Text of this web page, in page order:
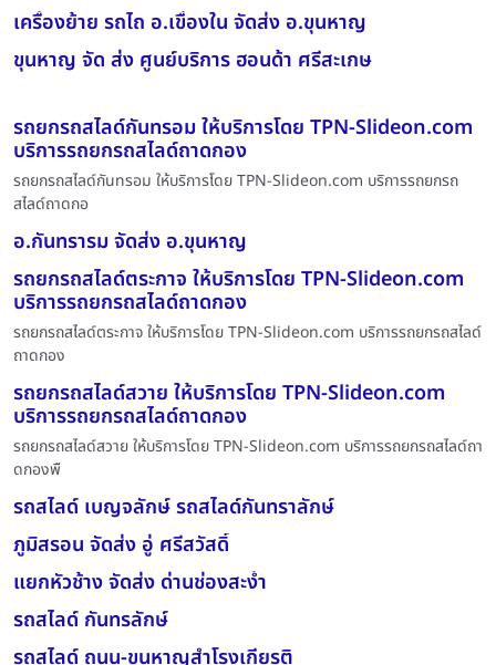
เครื่องย้าย รถไถ อ.เขื่องใน จัดส่ง อ.ขุนหาญ
ขุนหาญ จัด ส่ง ศูนย์บริการ ฮอนด้า ศรีสะเกษ
รถยกรถสไลด์กันทรอม ให้บริการโดย TPN-Slideon.com
บริการรถยกรถสไลด์ถาดกอง
รถยกรถสไลด์กันทรอม ให้บริการโดย TPN-Slideon.com บริการรถยกรถ
สไลด์ถาดกอ
อ.กันทรารม จัดส่ง อ.ขุนหาญ
รถยกรถสไลด์ตระกาจ ให้บริการโดย TPN-Slideon.com
บริการรถยกรถสไลด์ถาดกอง
รถยกรถสไลด์ตระกาจ ให้บริการโดย TPN-Slideon.com บริการรถยกรถสไลด์
ถาดกอง
รถยกรถสไลด์สวาย ให้บริการโดย TPN-Slideon.com
บริการรถยกรถสไลด์ถาดกอง
รถยกรถสไลด์สวาย ให้บริการโดย TPN-Slideon.com บริการรถยกรถสไลด์ถา
ดกองพื
รถสไลด์ เบญจลักษ์ รถสไลด์กันทราลักษ์
ภูมิสรอน จัดส่ง อู่ ศรีสวัสดิ์
แยกหัวช้าง จัดส่ง ด่านช่องสะง่ำ
รถสไลด์ กันทรลักษ์
รถสไลด์ ถนน-ขุนหาญสำโรงเกียรติ